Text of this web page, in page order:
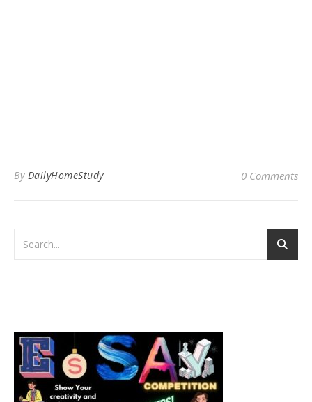
By DailyHomeStudy 0 Comments